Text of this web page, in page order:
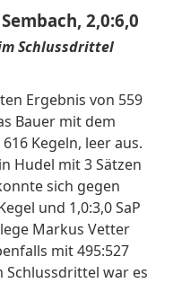
2,0:6,0
Schlussdrittel
Ergebnis von 559
Bauer mit dem
Kegeln, leer aus.
Hudel mit 3 Sätzen
sich gegen
und 1,0:3,0 SaP
Markus Vetter
mit 495:527
Schlussdrittel war es